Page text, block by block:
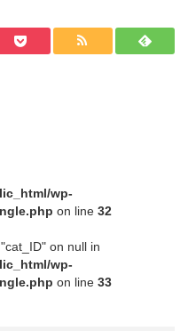
wp-
on line 32
on null in
wp-
on line 33